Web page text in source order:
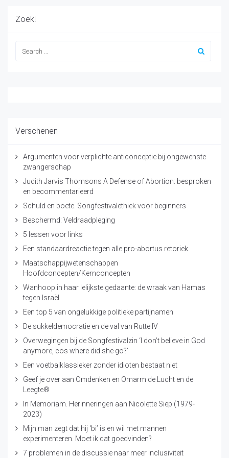
Zoek!
Verschenen
Argumenten voor verplichte anticonceptie bij ongewenste
zwangerschap
Judith Jarvis Thomsons A Defense of Abortion: besproken
en becommentarieerd
Schuld en boete. Songfestivalethiek voor beginners
Beschermd: Veldraadpleging
5 lessen voor links
Een standaardreactie tegen alle pro-abortus retoriek
Maatschappijwetenschappen
Hoofdconcepten/Kernconcepten
Wanhoop in haar lelijkste gedaante: de wraak van Hamas
tegen Israël
Een top 5 van ongelukkige politieke partijnamen
De sukkeldemocratie en de val van Rutte IV
Overwegingen bij de Songfestivalzin ‘I don’t believe in God
anymore, cos where did she go?’
Een voetbalklassieker zonder idioten bestaat niet
Geef je over aan Omdenken en Omarm de Lucht en de
Leegte®
In Memoriam. Herinneringen aan Nicolette Siep (1979-
2023)
Mijn man zegt dat hij ‘bi’ is en wil met mannen
experimenteren. Moet ik dat goedvinden?
7 problemen in de discussie naar meer inclusiviteit